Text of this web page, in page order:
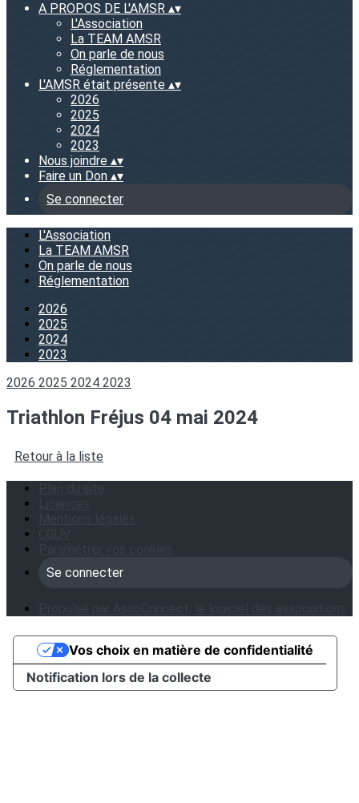
A PROPOS DE L'AMSR ▴▾
L'Association
La TEAM AMSR
On parle de nous
Réglementation
L'AMSR était présente ▴▾
2026
2025
2024
2023
Nous joindre ▴▾
Faire un Don ▴▾
Se connecter
L'Association
La TEAM AMSR
On parle de nous
Réglementation
2026
2025
2024
2023
2026 2025 2024 2023
Triathlon Fréjus 04 mai 2024
Retour à la liste
Se connecter
Notification lors de la collecte
Vos choix en matière de confidentialité